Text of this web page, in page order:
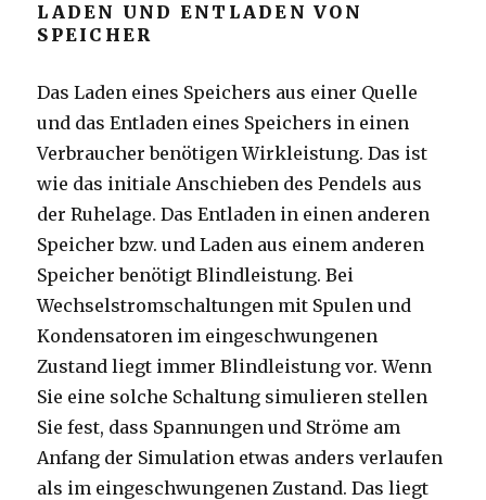
LADEN UND ENTLADEN VON
SPEICHER
Das Laden eines Speichers aus einer Quelle
und das Entladen eines Speichers in einen
Verbraucher benötigen Wirkleistung. Das ist
wie das initiale Anschieben des Pendels aus
der Ruhelage. Das Entladen in einen anderen
Speicher bzw. und Laden aus einem anderen
Speicher benötigt Blindleistung. Bei
Wechselstromschaltungen mit Spulen und
Kondensatoren im eingeschwungenen
Zustand liegt immer Blindleistung vor. Wenn
Sie eine solche Schaltung simulieren stellen
Sie fest, dass Spannungen und Ströme am
Anfang der Simulation etwas anders verlaufen
als im eingeschwungenen Zustand. Das liegt